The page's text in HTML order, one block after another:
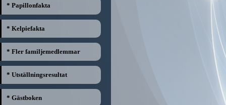
* Papillonfakta
* Kelpiefakta
* Fler familjemedlemmar
* Utställningsresultat
* Gästboken